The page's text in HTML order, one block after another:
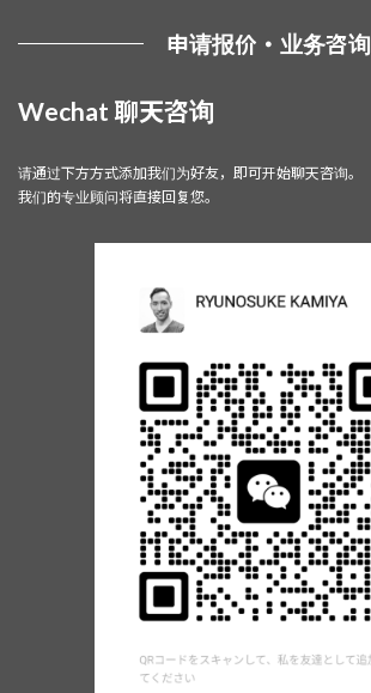
申请报价・业务咨询
Wechat 聊天咨询
请通过下方方式添加我们为好友，即可开始聊天咨询。
我们的专业顾问将直接回复您。